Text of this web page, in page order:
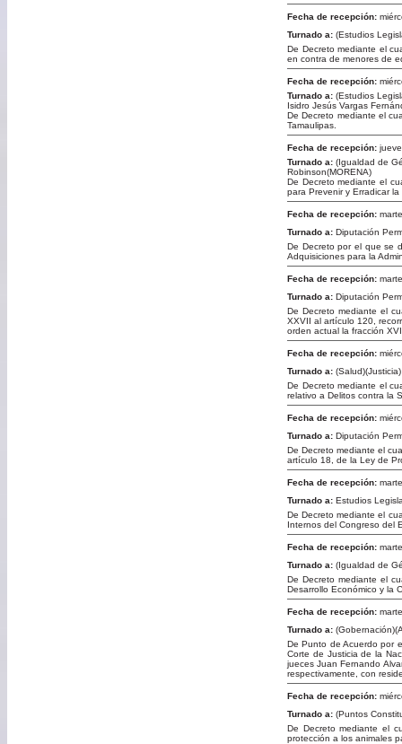
Fecha de recepción:
Turnado a: (Estudios
De Decreto mediante el
en contra de menores de
Fecha de recepción:
Turnado a: (Estudios
Isidro Jesús Vargas
De Decreto mediante el
Tamaulipas.
Fecha de recepción:
Turnado a: (Igualdad de
Robinson(MORENA)
De Decreto mediante el
para Prevenir y Erradicar
Fecha de recepción:
Turnado a: Diputación
De Decreto por el que se
Adquisiciones para la
Fecha de recepción:
Turnado a: Diputación
De Decreto mediante el
XXVII al artículo 120,
orden actual la fracción
Fecha de recepción:
Turnado a:
De Decreto mediante el
relativo a Delitos contra la
Fecha de recepción:
Turnado a: Diputación
De Decreto mediante el
artículo 18, de la Ley de
Fecha de recepción:
Turnado a: Estudios
De Decreto mediante el
Internos del Congreso del
Fecha de recepción:
Turnado a: (Igualdad de
De Decreto mediante el
Desarrollo Económico y la
Fecha de recepción:
Turnado a:
De Punto de Acuerdo por
Corte de Justicia de la
jueces Juan Fernando
respectivamente, con
Fecha de recepción:
Turnado a: (Puntos
De Decreto mediante el
protección a los animales